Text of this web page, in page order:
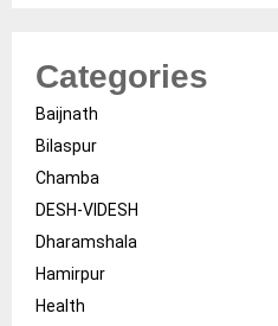
Categories
Baijnath
Bilaspur
Chamba
DESH-VIDESH
Dharamshala
Hamirpur
Health